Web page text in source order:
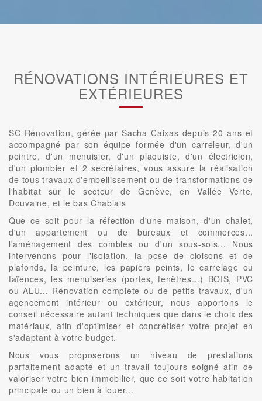
RÉNOVATIONS INTÉRIEURES ET
EXTÉRIEURES
SC Rénovation, gérée par Sacha Caixas depuis 20 ans et
accompagné par son équipe formée d'un carreleur, d'un
peintre, d'un menuisier, d'un plaquiste, d'un électricien,
d'un plombier et 2 secrétaires, vous assure la réalisation
de tous travaux d'embellissement ou de transformations de
l'habitat sur le secteur de Genève, en Vallée Verte,
Douvaine, et le bas Chablais
Que ce soit pour la réfection d'une maison, d'un chalet,
d'un appartement ou de bureaux et commerces...
l'aménagement des combles ou d'un sous-sols... Nous
intervenons pour l'isolation, la pose de cloisons et de
plafonds, la peinture, les papiers peints, le carrelage ou
faïences, les menuiseries (portes, fenêtres...) BOIS, PVC
ou ALU... Rénovation complète ou de petits travaux, d'un
agencement intérieur ou extérieur, nous apportons le
conseil nécessaire autant techniques que dans le choix des
matériaux, afin d'optimiser et concrétiser votre projet en
s'adaptant à votre budget.
Nous vous proposerons un niveau de prestations
parfaitement adapté et un travail toujours soigné afin de
valoriser votre bien immobilier, que ce soit votre habitation
principale ou un bien à louer...